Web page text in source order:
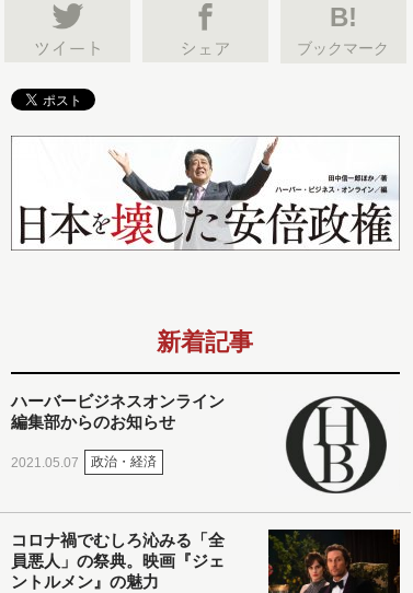
B!
ブックマーク
新着記事
ハーバービジネスオンライン
編集部からのお知らせ
2021.05.07 政治・経済
コロナ禍でむしろ沁みる「全
員悪人」の祭典。映画『ジェ
ントルメン』の魅力